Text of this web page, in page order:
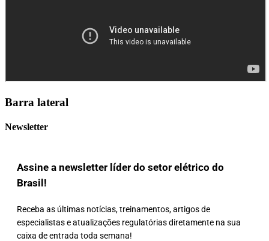
Barra lateral
Newsletter
Assine a newsletter líder do setor elétrico do
Brasil!
Receba as últimas notícias, treinamentos, artigos de
especialistas e atualizações regulatórias diretamente na sua
caixa de entrada toda semana!